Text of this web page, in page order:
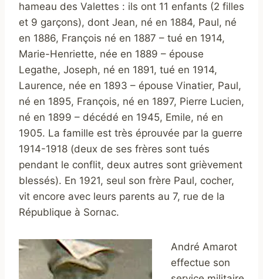
hameau des Valettes : ils ont 11 enfants (2 filles
et 9 garçons), dont Jean, né en 1884, Paul, né
en 1886, François né en 1887 – tué en 1914,
Marie-Henriette, née en 1889 – épouse
Legathe, Joseph, né en 1891, tué en 1914,
Laurence, née en 1893 – épouse Vinatier, Paul,
né en 1895, François, né en 1897, Pierre Lucien,
né en 1899 – décédé en 1945, Emile, né en
1905. La famille est très éprouvée par la guerre
1914-1918 (deux de ses frères sont tués
pendant le conflit, deux autres sont grièvement
blessés). En 1921, seul son frère Paul, cocher,
vit encore avec leurs parents au 7, rue de la
République à Sornac.
André Amarot
effectue son